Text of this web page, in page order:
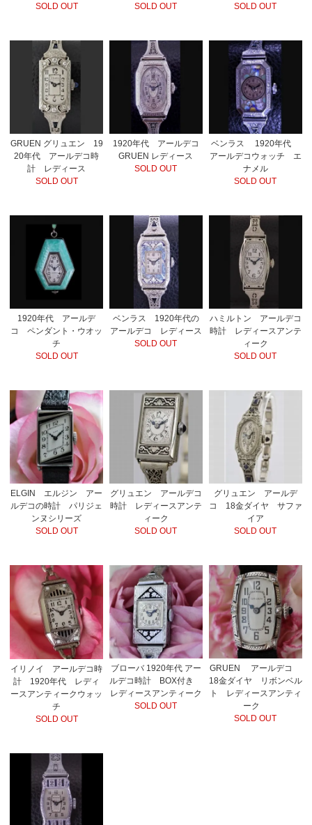
SOLD OUT
SOLD OUT
SOLD OUT
GRUEN グリュエン 19
20年代 アールデコ時
計 レディース
SOLD OUT
1920年代 アールデコ
GRUEN レディース
SOLD OUT
ベンラス 1920年代
アールデコウォッチ エ
ナメル
SOLD OUT
1920年代 アールデ
コ ペンダント・ウオッ
チ
SOLD OUT
ベンラス 1920年代の
アールデコ レディース
SOLD OUT
ハミルトン アールデコ
時計 レディースアンテ
ィーク
SOLD OUT
ELGIN エルジン アー
ルデコの時計 パリジェ
ンヌシリーズ
SOLD OUT
グリュエン アールデコ
時計 レディースアンテ
ィーク
SOLD OUT
グリュエン アールデ
コ 18金ダイヤ サファ
イア
SOLD OUT
イリノイ アールデコ時
計 1920年代 レディ
ースアンティークウォッ
チ
SOLD OUT
ブローバ 1920年代 アー
ルデコ時計 BOX付き
レディースアンティーク
SOLD OUT
GRUEN アールデコ
18金ダイヤ リボンベル
ト レディースアンティ
ーク
SOLD OUT